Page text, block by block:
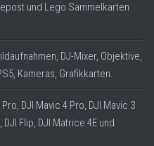
und Lego Sammelkarten
DJ-Mixer, Objektive,
Kameras, Grafikkarten.
DJI Mavic 4 Pro, DJI Mavic 3
DJI Flip, DJI Matrice 4E und